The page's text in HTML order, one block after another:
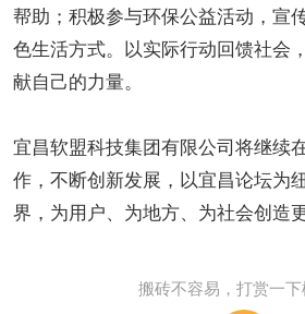
帮助；积极参与环保公益活动，宣
色生活方式。以实际行动回馈社会
献自己的力量。
宜昌软盟科技集团有限公司将继续
作，不断创新发展，以宜昌论坛为
界，为用户、为地方、为社会创造
搬砖不容易，打赏一